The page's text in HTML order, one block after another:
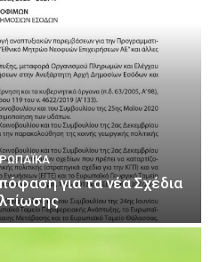
για τα νέα Σχέδια